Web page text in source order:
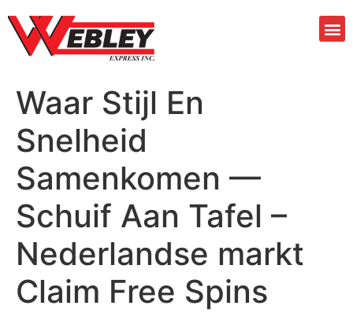
Waar Stijl En
Snelheid
Samenkomen —
Schuif Aan Tafel –
Nederlandse markt
Claim Free Spins